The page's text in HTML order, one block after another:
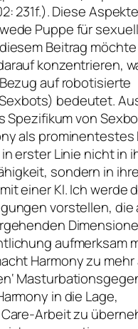
231f.). Diese Aspekte
Puppe für
Beitrag
konzentrieren,
auf robotisierte
bedeutet.
Spezifikum von
als prominentestes
erster Linie nicht in
sondern in
einer KI. Ich werde
vorstellen, die
aufmerksam
Harmony zu mehr
in die Lage,
Arbeitzu